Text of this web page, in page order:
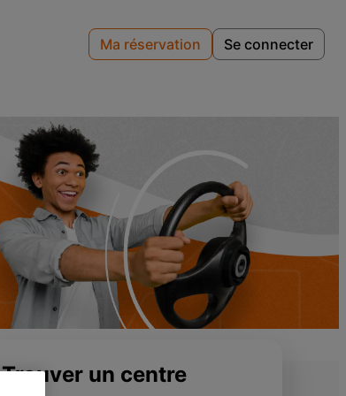
Ma réservation Se connecter
Trouver un centre